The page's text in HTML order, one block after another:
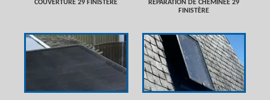
COUVERTURE 29 FINISTÈRE
RÉPARATION DE CHEMINÉE 29
FINISTÈRE